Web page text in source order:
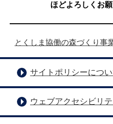
ほどよろしくお
とくしま協働の森づくり事
サイトポリシーにつ
ウェブアクセシビリ